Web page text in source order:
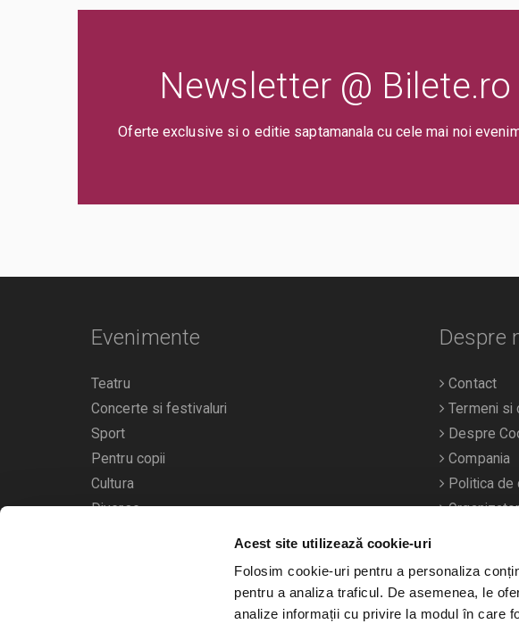
Acest site utilizează cookie-uri
Folosim cookie-uri pentru a personaliza
pentru a analiza traficul. De asemenea, le
analize informații cu privire la modul în care
Newsletter @ Bilete.ro
Oferte exclusive si o editie saptamanala cu cele mai noi
Evenimente
Teatru
Concerte si festivaluri
Sport
Pentru copii
Cultura
Diverse
Calendarul evenimentelor
Despre
Contact
Termeni si
Despre
Compania
Politica